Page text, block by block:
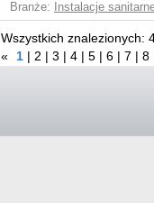
Branże: Instalacje
Wszystkich znalezionych:
«
1 2 3 4 5 6 7 8